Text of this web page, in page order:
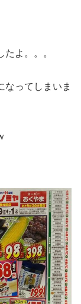
よ。。。
なってしまいま